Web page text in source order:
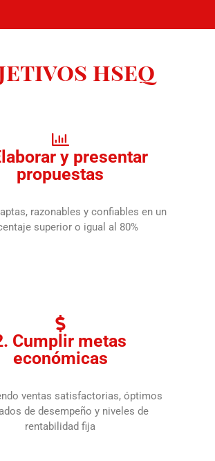
hseq
y presentar
propuestas
razonables y confiables en un
superior o igual al 80%
Cumplir metas
económicas
ventas satisfactorias, óptimos
de desempeño y niveles de
rentabilidad fija